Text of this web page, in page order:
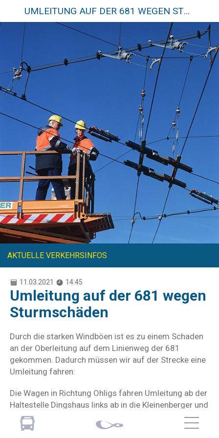
UMLEITUNG AUF DER 681 WEGEN STURMSCHÄDEN
AKTUELLE VERKEHRSINFOS
11.03.2021 14:45
Umleitung auf der 681 wegen
Sturmschäden
Durch die starken Windböen ist es zu einem Schaden
an der Oberleitung auf dem Linienweg der 681
gekommen. Dadurch müssen wir auf der Strecke eine
Umleitung fahren:
Die Wagen in Richtung Ohligs fahren Umleitung ab der
Haltestelle Dingshaus links ab in die Kleinenberger und
weiter Zeppelinstraße und unten im Tal links in die
Höher Straße. Im Kreuzungsbereich Höherstraße /